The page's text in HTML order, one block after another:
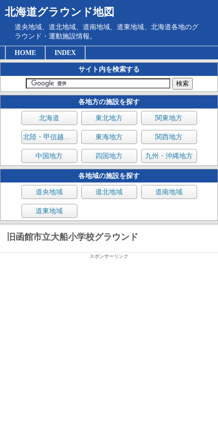
北海道グラウンド地図
道央地域、道北地域、道南地域、道東地域、北海道各地のグ
ラウンド・運動施設情報。
HOME INDEX
サイト内を検索する
各地方の施設を探す
北海道 東北地方 関東地方
北陸・甲信越地方 東海地方 関西地方
中国地方 四国地方 九州・沖縄地方
各地域の施設を探す
道央地域 道北地域 道南地域
道東地域
旧函館市立大船小学校グラウンド
スポンサーリンク